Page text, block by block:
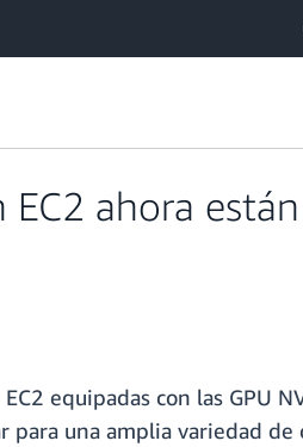
EC2 ahora
equipadas con las GPU
para una amplia variedad